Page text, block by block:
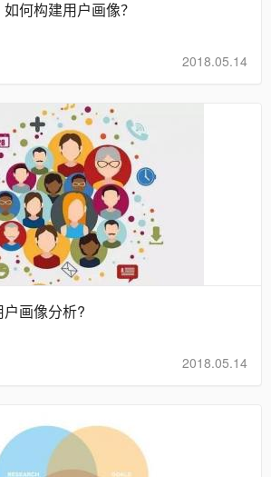
何构建用户画像？
2018.05.14
画像分析?
2018.05.14